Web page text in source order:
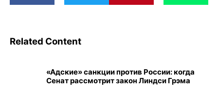
Related Content
«Адские» санкции против России: когда
Сенат рассмотрит закон Линдси Грэма